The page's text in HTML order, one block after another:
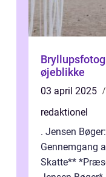
øjeblikke
03 april 2025
redaktionel
. Jensen
Gennemgang
Skatte**